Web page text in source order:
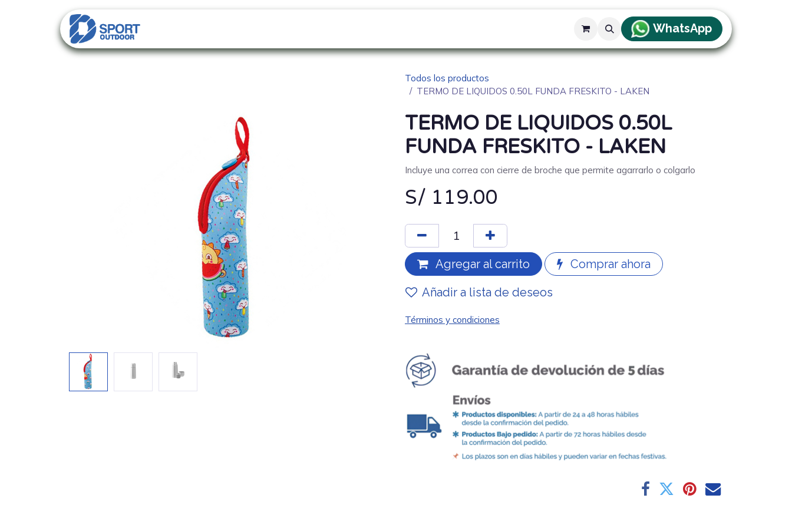
WhatsApp
Todos los productos
TERMO DE LIQUIDOS 0.50L FUNDA FRESKITO - LAKEN
TERMO DE LIQUIDOS 0.50L
FUNDA FRESKITO - LAKEN
Incluye una correa con cierre de broche que permite agarrarlo o colgarlo
S/ 119.00
Agregar al carrito
Comprar ahora
Añadir a lista de deseos
Términos y condiciones